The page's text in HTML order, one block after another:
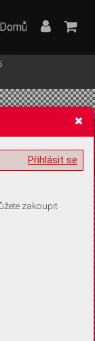
informací
žádné informace
souhlas s
a
Domů
Přihlásit se
zakoupit